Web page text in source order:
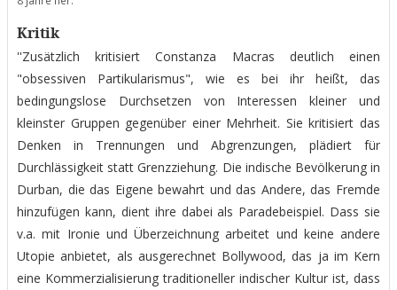
Kritik
''Zusätzlich kritisiert Constanza Macras deutlich einen
"obsessiven Partikularismus", wie es bei ihr heißt, das
bedingungslose Durchsetzen von Interessen kleiner und
kleinster Gruppen gegenüber einer Mehrheit. Sie kritisiert das
Denken in Trennungen und Abgrenzungen, plädiert für
Durchlässigkeit statt Grenzziehung. Die indische Bevölkerung in
Durban, die das Eigene bewahrt und das Andere, das Fremde
hinzufügen kann, dient ihre dabei als Paradebeispiel. Dass sie
v.a. mit Ironie und Überzeichnung arbeitet und keine andere
Utopie anbietet, als ausgerechnet Bollywood, das ja im Kern
eine Kommerzialisierung traditioneller indischer Kultur ist, dass